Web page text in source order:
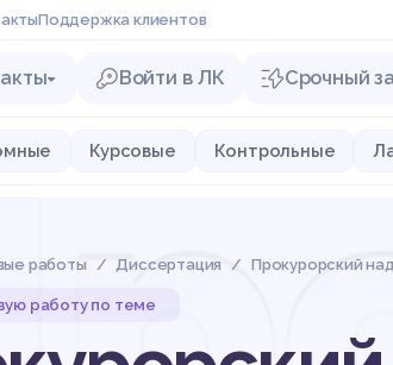
Поддержка клиентов
Войти в ЛК Срочный
Курсовые Контрольные
работы Диссертация Прокурорский
работу по теме